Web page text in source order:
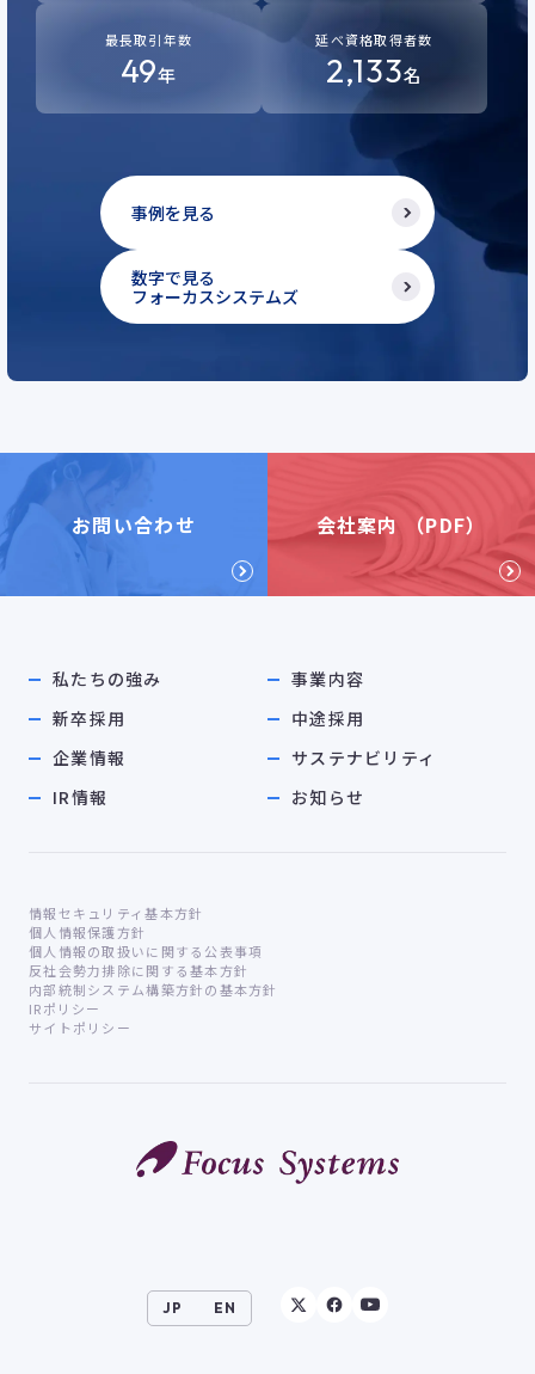
事例を見る
数字で見る
フォーカスシステムズ
最長取引年数
49年
延べ資格取得者数
2,133名
お問い合わせ 会社案内 （PDF）
JP EN
私たちの強み
事業内容
新卒採用
中途採用
企業情報
サステナビリティ
IR情報
お知らせ
情報セキュリティ基本方針
個人情報保護方針
個人情報の取扱いに関する公表事項
反社会勢力排除に関する基本方針
内部統制システム構築方針の基本方針
IRポリシー
サイトポリシー